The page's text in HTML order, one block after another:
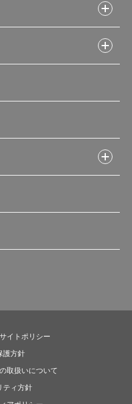
サイトポリシー
護方針
取扱いについて
ティ方針